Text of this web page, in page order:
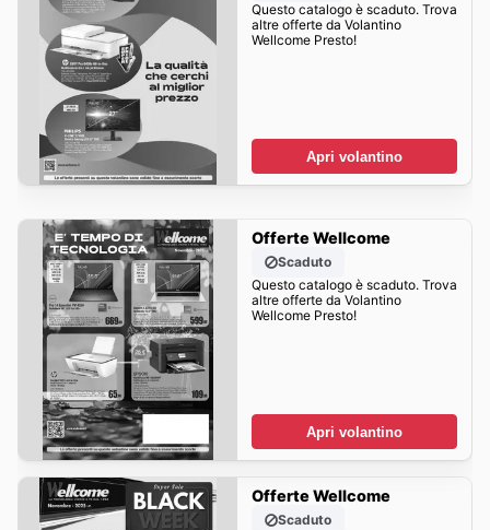
Questo catalogo è scaduto. Trova
altre offerte da Volantino
Wellcome Presto!
Apri volantino
Offerte Wellcome
Scaduto
Questo catalogo è scaduto. Trova
altre offerte da Volantino
Wellcome Presto!
Apri volantino
Offerte Wellcome
Scaduto